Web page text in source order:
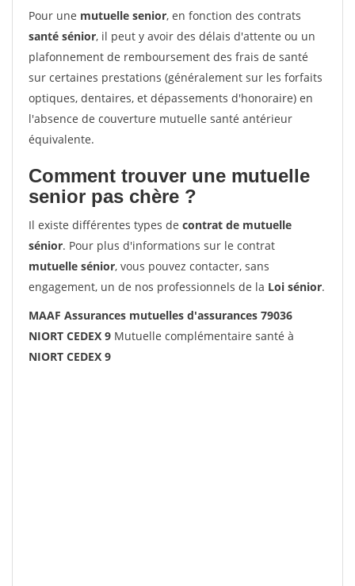
Pour une mutuelle senior, en fonction des contrats
santé sénior, il peut y avoir des délais d'attente ou un
plafonnement de remboursement des frais de santé
sur certaines prestations (généralement sur les forfaits
optiques, dentaires, et dépassements d'honoraire) en
l'absence de couverture mutuelle santé antérieur
équivalente.
Comment trouver une mutuelle
senior pas chère ?
Il existe différentes types de contrat de mutuelle
sénior. Pour plus d'informations sur le contrat
mutuelle sénior, vous pouvez contacter, sans
engagement, un de nos professionnels de la Loi sénior.
MAAF Assurances mutuelles d'assurances 79036
NIORT CEDEX 9 Mutuelle complémentaire santé à
NIORT CEDEX 9